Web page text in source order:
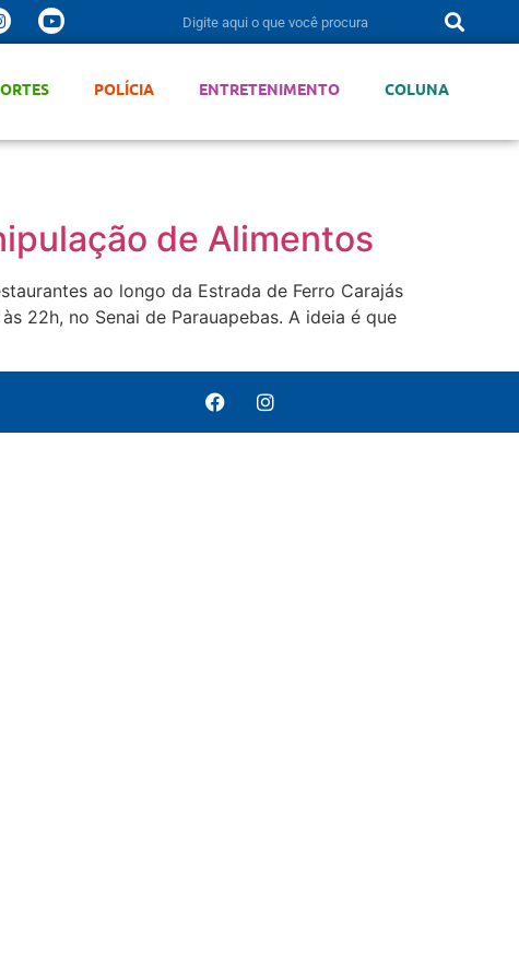
POLÍCIA ENTRETENIMENTO COLUNA
de Alimentos
ao longo da Estrada de Ferro Carajás
22h, no Senai de Parauapebas. A ideia é que